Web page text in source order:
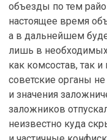
объезды по тем
настоящее время
а в дальнейшем
лишь в необходимых
как комсостав, так
советские органы
и значения
заложников
неизвестно куда